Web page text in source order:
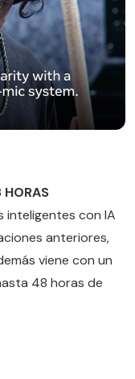
HORAS
inteligentes con IA
anteriores,
viene con un
48 horas de